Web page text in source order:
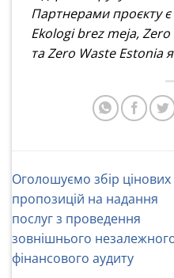
Партнерами проєкту
Ekologi brez meja,
та Zero Waste Estonia
Оголошуємо збір цінових
пропозицій на надання
послуг з проведення
зовнішнього
фінансового аудиту